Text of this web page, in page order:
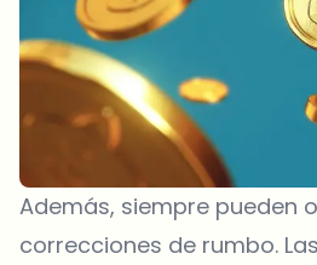
Además, siempre pueden
correcciones de rumbo.